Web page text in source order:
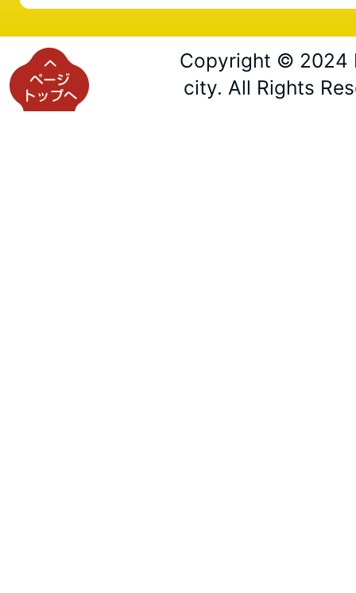
Copyright © 2024
city. All Rights